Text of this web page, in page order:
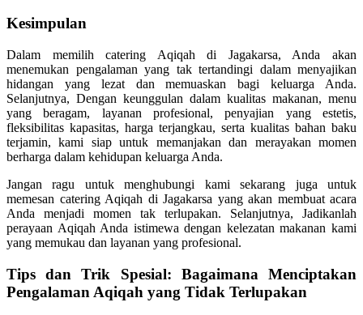
Kesimpulan
Dalam memilih catering Aqiqah di Jagakarsa, Anda akan
menemukan pengalaman yang tak tertandingi dalam menyajikan
hidangan yang lezat dan memuaskan bagi keluarga Anda.
Selanjutnya, Dengan keunggulan dalam kualitas makanan, menu
yang beragam, layanan profesional, penyajian yang estetis,
fleksibilitas kapasitas, harga terjangkau, serta kualitas bahan baku
terjamin, kami siap untuk memanjakan dan merayakan momen
berharga dalam kehidupan keluarga Anda.
Jangan ragu untuk menghubungi kami sekarang juga untuk
memesan catering Aqiqah di Jagakarsa yang akan membuat acara
Anda menjadi momen tak terlupakan. Selanjutnya, Jadikanlah
perayaan Aqiqah Anda istimewa dengan kelezatan makanan kami
yang memukau dan layanan yang profesional.
Tips dan Trik Spesial: Bagaimana Menciptakan
Pengalaman Aqiqah yang Tidak Terlupakan